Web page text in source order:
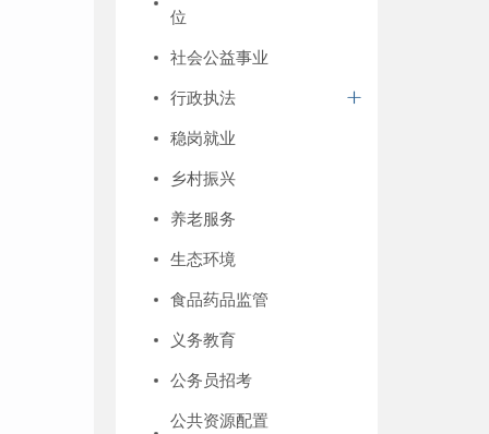
位
社会公益事业
行政执法
稳岗就业
乡村振兴
养老服务
生态环境
食品药品监管
义务教育
公务员招考
公共资源配置